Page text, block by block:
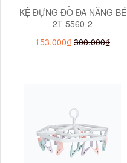
KỆ ĐỰNG ĐỒ ĐA NĂNG BÉ
2T 5560-2
153.000₫ 300.000₫